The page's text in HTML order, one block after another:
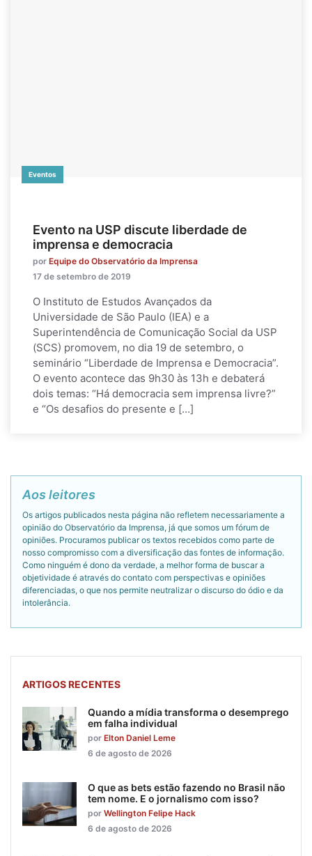
Eventos
Evento na USP discute liberdade de
imprensa e democracia
por Equipe do Observatório da Imprensa
17 de setembro de 2019
O Instituto de Estudos Avançados da
Universidade de São Paulo (IEA) e a
Superintendência de Comunicação Social da USP
(SCS) promovem, no dia 19 de setembro, o
seminário “Liberdade de Imprensa e Democracia”.
O evento acontece das 9h30 às 13h e debaterá
dois temas: “Há democracia sem imprensa livre?”
e “Os desafios do presente e […]
Aos leitores
Os artigos publicados nesta página não refletem necessariamente a
opinião do Observatório da Imprensa, já que somos um fórum de
opiniões. Procuramos publicar os textos recebidos como parte de
nosso compromisso com a diversificação das fontes de informação.
Como ninguém é dono da verdade, a melhor forma de buscar a
objetividade é através do contato com perspectivas e opiniões
diferenciadas, o que nos permite neutralizar o discurso do ódio e da
intolerância.
ARTIGOS RECENTES
Quando a mídia transforma o desemprego
em falha individual
por Elton Daniel Leme
6 de agosto de 2026
O que as bets estão fazendo no Brasil não
tem nome. E o jornalismo com isso?
por Wellington Felipe Hack
6 de agosto de 2026